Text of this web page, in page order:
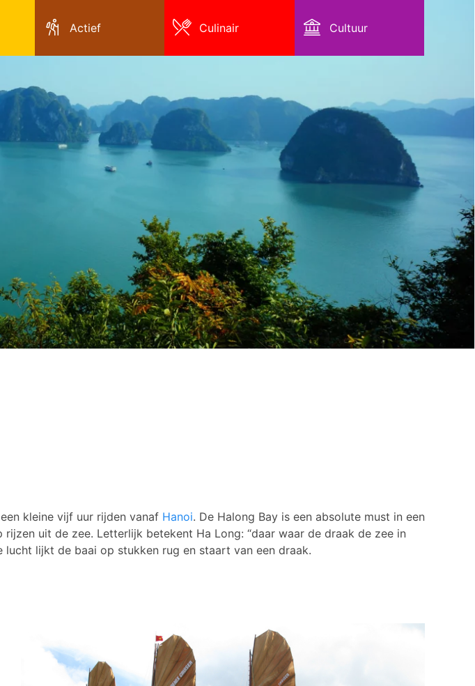
Actief Culinair Cultuur
kleine vijf uur rijden vanaf Hanoi. De Halong Bay is een absolute must in een
uit de zee. Letterlijk betekent Ha Long: “daar waar de draak de zee in
lijkt de baai op stukken rug en staart van een draak.